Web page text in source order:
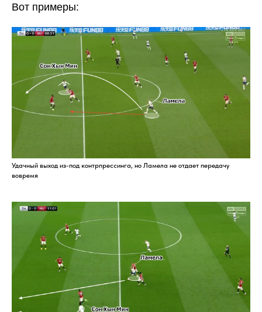
Вот примеры:
Удачный выход из-под контрпрессинга, но Ламела не отдает передачу
вовремя